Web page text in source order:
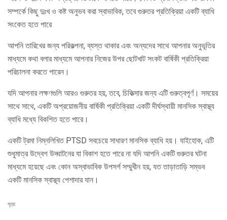
সম্পর্কে কিছু দুঃখ ও কষ্ট অনুভব করা স্বাভাবিক, তবে গুরুতর প্রতিক্রিয়া একটি ব্যাধি
সংকেত হতে পারে
আপনি তারিখের জন্য পরিকল্পনা, ব্যস্ত থাকার এবং অন্যদের সাথে আপনার অনুভূতির
মাধ্যমে কথা বলার মাধ্যমে আপনার নিজের উপর ছোটখাট সংকট বার্ষিকী প্রতিক্রিয়া
পরিচালনা করতে পারেন।
যদি আপনার লক্ষণগুলি আরও গুরুতর হয়, তবে, চিকিত্সার জন্য এটি গুরুত্বপূর্ণ। সময়ের
সাথে সাথে, একটি অপ্রয়োজনীয় বার্ষিকী প্রতিক্রিয়া একটি দীর্ঘস্থায়ী মানসিক স্বাস্থ্য
ব্যাধি মধ্যে বিকশিত হতে পারে।
একটি ট্রমা নিম্নলিখিত PTSD সবচেয়ে সাধারণ মানসিক ব্যাধি হয়। যাইহোক, এটি
শুধুমাত্র উদ্বেগ উদ্ঘাটনের যা বিকাশ হতে পারে না যদি আপনি একটি গুরুতর ঘটনা
মাধ্যমে হয়েছে এবং কোন অস্বাভাবিক উপসর্গ সম্মুখীন হয়, যত তাড়াতাড়ি সম্ভব
একটি মানসিক স্বাস্থ্য পেশাদার যান।
সূত্র: